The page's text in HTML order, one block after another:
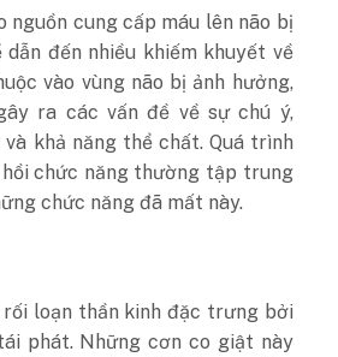
nguồn cung cấp máu lên não bị
dẫn đến nhiều khiếm khuyết về
vào vùng não bị ảnh hưởng,
ra các vấn đề về sự chú ý,
khả năng thể chất. Quá trình
chức năng thường tập trung
chức năng đã mất này.
loạn thần kinh đặc trưng bởi
phát. Những cơn co giật này